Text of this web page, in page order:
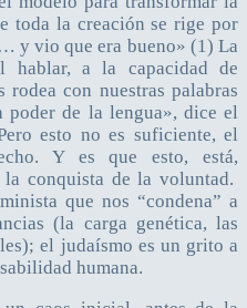
toda la creación se rige por
vio que era bueno» (1) La
hablar, a la capacidad de
con nuestras palabras
poder de la lengua», dice el
esto no es suficiente, el
Y es que esto, está,
conquista de la voluntad.
que nos “condena” a
(la carga genética, las
el judaísmo es un grito a
humana.